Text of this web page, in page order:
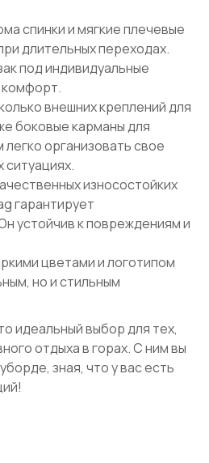
спинки и мягкие плечевые
длительных переходах.
под индивидуальные
внешних креплений для
боковые карманы для
организовать свое
износостойких
гарантирует
устойчив к повреждениям и
цветами и логотипом
но и стильным
идеальный выбор для тех,
отдыха в горах. С ним вы
зная, что у вас есть